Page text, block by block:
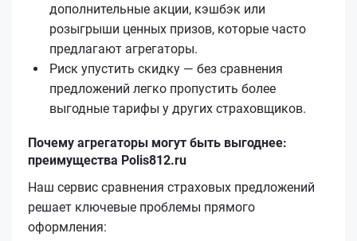
дополнительные акции, кэшбэк или
розыгрыши ценных призов, которые часто
предлагают агрегаторы.
Риск упустить скидку — без сравнения
предложений легко пропустить более
выгодные тарифы у других страховщиков.
Почему агрегаторы могут быть выгоднее:
преимущества Polis812.ru
Наш сервис сравнения страховых предложений
решает ключевые проблемы прямого
оформления: